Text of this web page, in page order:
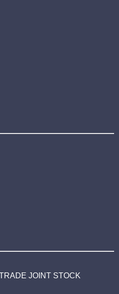
JOINT STOCK